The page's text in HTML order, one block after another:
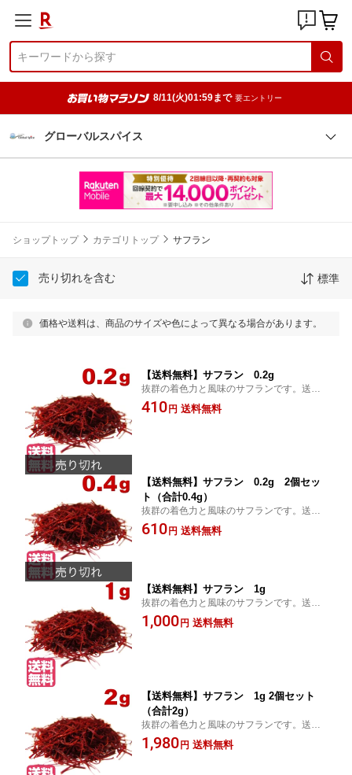
8/11(火)01:59まで 要エントリー
グローバルスパイス
ショップトップ カテゴリトップ サフラン
売り切れを含む 標準
価格や送料は、商品のサイズや色によって異なる場合があります。
【送料無料】サフラン 0.2g
抜群の着色力と風味のサフランです。送料
無料でお届けします。
410円 送料無料
【送料無料】サフラン 0.2g 2個セッ
ト（合計0.4g）
抜群の着色力と風味のサフランです。送料
無料でお届けします。
610円 送料無料
【送料無料】サフラン 1g
抜群の着色力と風味のサフランです。送料
無料でお届けします。
1,000円 送料無料
【送料無料】サフラン 1g 2個セット
（合計2g）
抜群の着色力と風味のサフランです。送料
無料でお届けします。
1,980円 送料無料